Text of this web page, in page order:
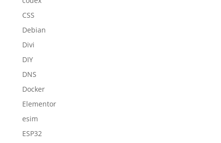
CSS
Debian
Divi
DIY
DNS
Docker
Elementor
esim
ESP32